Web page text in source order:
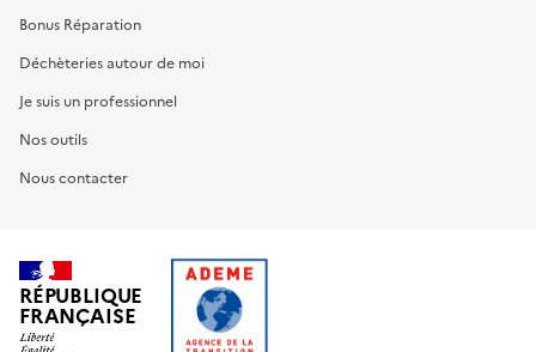
Bonus Réparation
Déchèteries autour de moi
Je suis un professionnel
Nos outils
Nous contacter
RÉPUBLIQUE
FRANÇAISE